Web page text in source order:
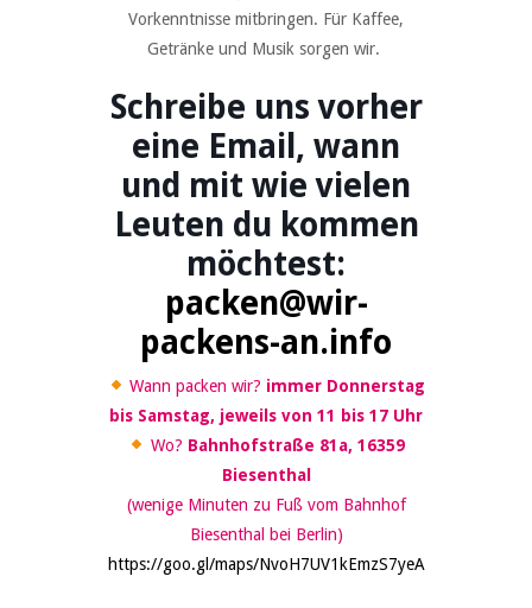
Vorkenntnisse mitbringen. Für Kaffee,
Getränke und Musik sorgen wir.
Schreibe uns vorher
eine Email, wann
und mit wie vielen
Leuten du kommen
möchtest:
packen@wir-
packens-an.info
Wann packen wir? immer Donnerstag
bis Samstag, jeweils von 11 bis 17 Uhr
Wo? Bahnhofstraße 81a, 16359
Biesenthal
(wenige Minuten zu Fuß vom Bahnhof
Biesenthal bei Berlin)
https://goo.gl/maps/NvoH7UV1kEmzS7yeA